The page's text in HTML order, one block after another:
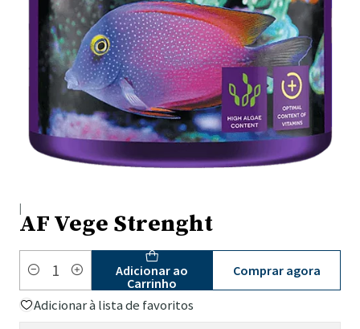
|
AF Vege Strenght
Quantidade
Adicionar ao
Carrinho
Comprar agora
Adicionar à lista de favoritos